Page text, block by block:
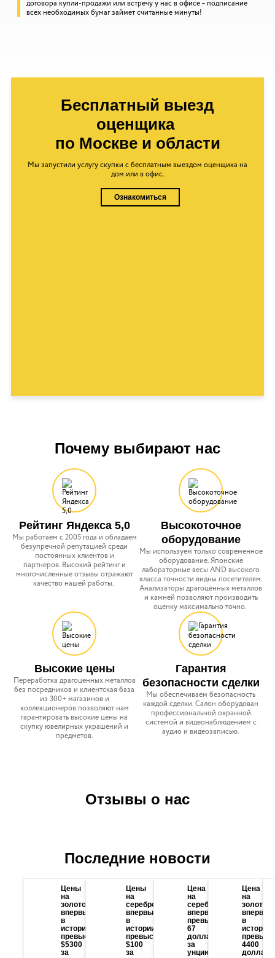
договора купли-продажи или встречу у нас в офисе – подписание
всех необходимых бумаг займет считанные минуты!
Бесплатный выезд
оценщика
по Москве и области
Мы запустили услугу скупки с бесплатным выездом оценщика на
дом или в офис.
Ознакомиться
Почему выбирают нас
Рейтинг Яндекса 5,0
Мы работаем с 2005 года и обладаем
безупречной репутацией среди
постоянных клиентов и
партнеров. Высокий рейтинг и
многочисленные отзывы отражают
качество нашей работы.
Высокоточное
оборудование
Мы используем только современное
оборудование.Японские
лабораторные весы AND высокого
класса точности видны посетителям.
Анализаторы драгоценных металлов
и камней позволяют производить
оценку максимально точно.
Высокие цены
Переработка драгоценных металлов
без посредников и клиентская база
из 300+ магазинов и
коллекционеров позволяют нам
гарантировать высокие цены на
скупку ювелирных украшений и
предметов.
Гарантия
безопасности сделки
Мы обеспечиваем безопасность
каждой сделки. Салон оборудован
профессиональной охранной
системой и видеонаблюдением с
аудио и видеозаписью.
Отзывы о нас
Последние новости
Цены
на
золото
впервые
в
истории
превысили
$5300
за
Цены
на
серебро
впервые
в
истории
превысили
$100
за
Цена
на
серебро
впервые
превысила
67
долларов
за
унцию
Цена
на
золото
впервые
в
истории
4400